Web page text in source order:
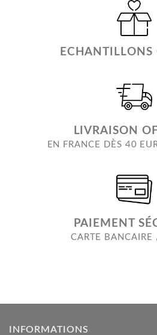
ECHANTILLONS
LIVRAISON
EN FRANCE DÈS 40
PAIEMENT
CARTE BANCAIRE
INFORMATIONS